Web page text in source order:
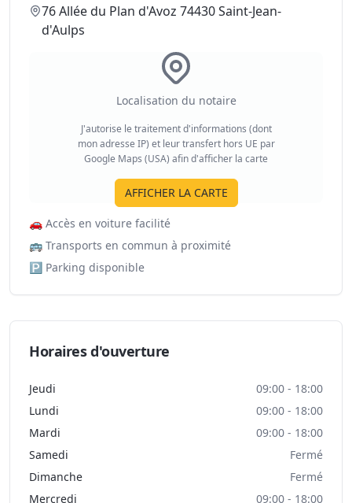
76 Allée du Plan d'Avoz 74430 Saint-Jean-
d'Aulps
Localisation du notaire
J'autorise le traitement d'informations (dont
mon adresse IP) et leur transfert hors UE par
Google Maps (USA) afin d'afficher la carte
AFFICHER LA CARTE
🚗 Accès en voiture facilité
🚌 Transports en commun à proximité
🅿️ Parking disponible
Horaires d'ouverture
Jeudi
09:00 - 18:00
Lundi
09:00 - 18:00
Mardi
09:00 - 18:00
Samedi
Fermé
Dimanche
Fermé
Mercredi
09:00 - 18:00